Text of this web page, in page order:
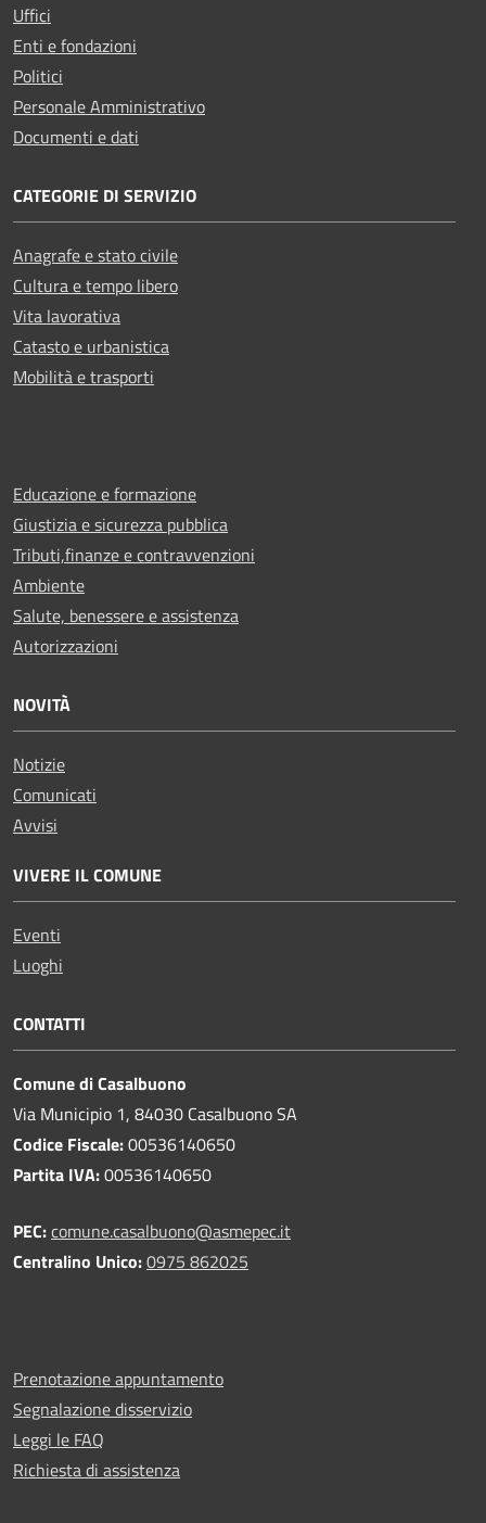
Uffici
Enti e fondazioni
Politici
Personale Amministrativo
Documenti e dati
CATEGORIE DI SERVIZIO
Anagrafe e stato civile
Cultura e tempo libero
Vita lavorativa
Catasto e urbanistica
Mobilità e trasporti
Educazione e formazione
Giustizia e sicurezza pubblica
Tributi,finanze e contravvenzioni
Ambiente
Salute, benessere e assistenza
Autorizzazioni
NOVITÀ
Notizie
Comunicati
Avvisi
VIVERE IL COMUNE
Eventi
Luoghi
CONTATTI
Comune di Casalbuono
Via Municipio 1, 84030 Casalbuono SA
Codice Fiscale:00536140650
Partita IVA:00536140650
PEC:comune.casalbuono@asmepec.it
Centralino Unico:0975 862025
Prenotazione appuntamento
Segnalazione disservizio
Leggi le FAQ
Richiesta di assistenza